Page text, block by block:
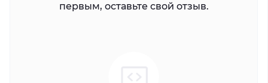
первым, оставьте свой отзыв.